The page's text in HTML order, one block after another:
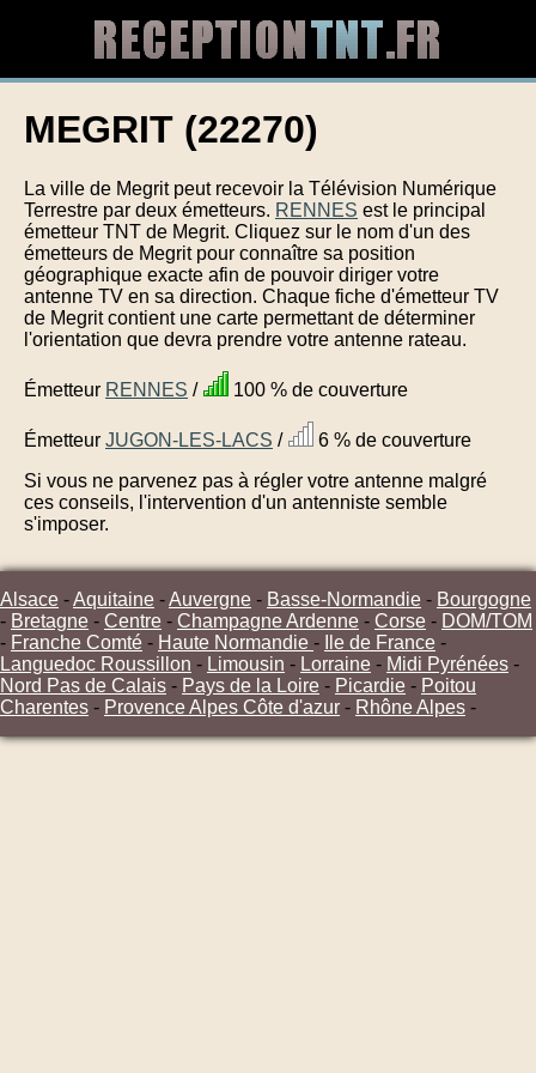
MEGRIT (22270)
La ville de Megrit peut recevoir la Télévision Numérique
Terrestre par deux émetteurs. RENNES est le principal
émetteur TNT de Megrit. Cliquez sur le nom d'un des
émetteurs de Megrit pour connaître sa position
géographique exacte afin de pouvoir diriger votre
antenne TV en sa direction. Chaque fiche d'émetteur TV
de Megrit contient une carte permettant de déterminer
l'orientation que devra prendre votre antenne rateau.
Émetteur RENNES / 100 % de couverture
Émetteur JUGON-LES-LACS /
6 % de couverture
Si vous ne parvenez pas à régler votre antenne malgré
ces conseils, l'intervention d'un antenniste semble
s'imposer.
Alsace -Aquitaine -Auvergne - Basse-Normandie - Bourgogne
- Bretagne - Centre - Champagne Ardenne - Corse - DOM/TOM
- Franche Comté - Haute Normandie - Ile de France -
Languedoc Roussillon - Limousin - Lorraine - Midi Pyrénées -
Nord Pas de Calais - Pays de la Loire - Picardie - Poitou
Charentes - Provence Alpes Côte d'azur - Rhône Alpes -